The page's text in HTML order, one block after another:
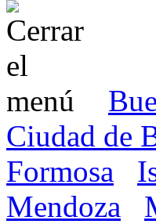
Ciudad de
Formosa
Mendoza